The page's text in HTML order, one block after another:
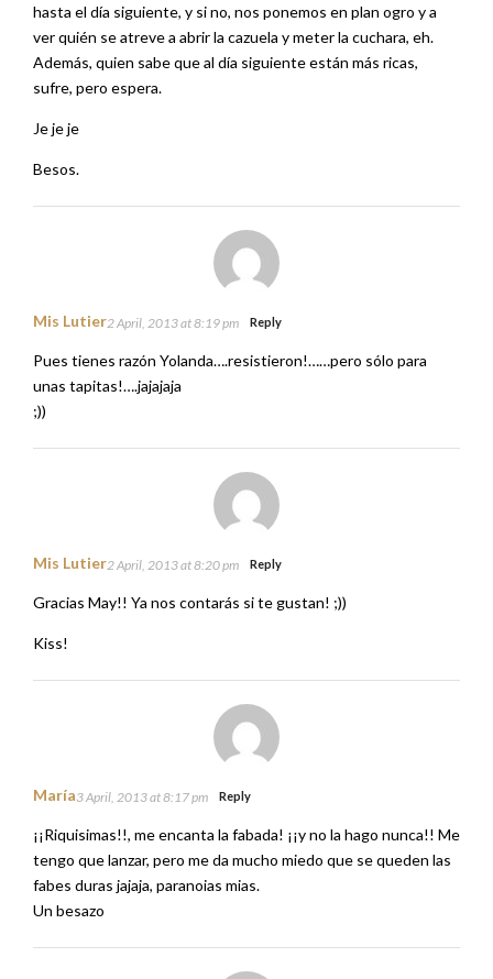
hasta el día siguiente, y si no, nos ponemos en plan ogro y a
ver quién se atreve a abrir la cazuela y meter la cuchara, eh.
Además, quien sabe que al día siguiente están más ricas,
sufre, pero espera.
Je je je
Besos.
Mis Lutier2 April, 2013 at 8:19 pm Reply
Pues tienes razón Yolanda….resistieron!……pero sólo para
unas tapitas!….jajajaja
;))
Mis Lutier2 April, 2013 at 8:20 pm Reply
Gracias May!! Ya nos contarás si te gustan! ;))
Kiss!
María3 April, 2013 at 8:17 pm Reply
¡¡Riquisimas!!, me encanta la fabada! ¡¡y no la hago nunca!! Me
tengo que lanzar, pero me da mucho miedo que se queden las
fabes duras jajaja, paranoias mias.
Un besazo